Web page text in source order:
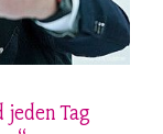
Tag